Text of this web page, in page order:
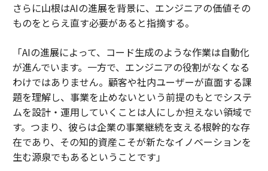
さらに山根はAIの進展を背景に、エンジニアの価値その
ものをとらえ直す必要があると指摘する。
「AIの進展によって、コード生成のような作業は自動化
が進んでいます。一方で、エンジニアの役割がなくなる
わけではありません。顧客や社内ユーザーが直面する課
題を理解し、事業を止めないという前提のもとでシステ
ムを設計・運用していくことは人にしか担えない領域で
す。つまり、彼らは企業の事業継続を支える根幹的な存
在であり、その知的資産こそが新たなイノベーションを
生む源泉でもあるということです」